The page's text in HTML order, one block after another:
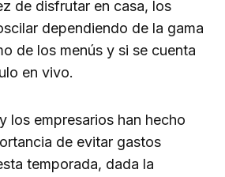
de disfrutar en casa, los
dependiendo de la gama
de los menús y si se cuenta
en vivo.
los empresarios han hecho
de evitar gastos
temporada, dada la